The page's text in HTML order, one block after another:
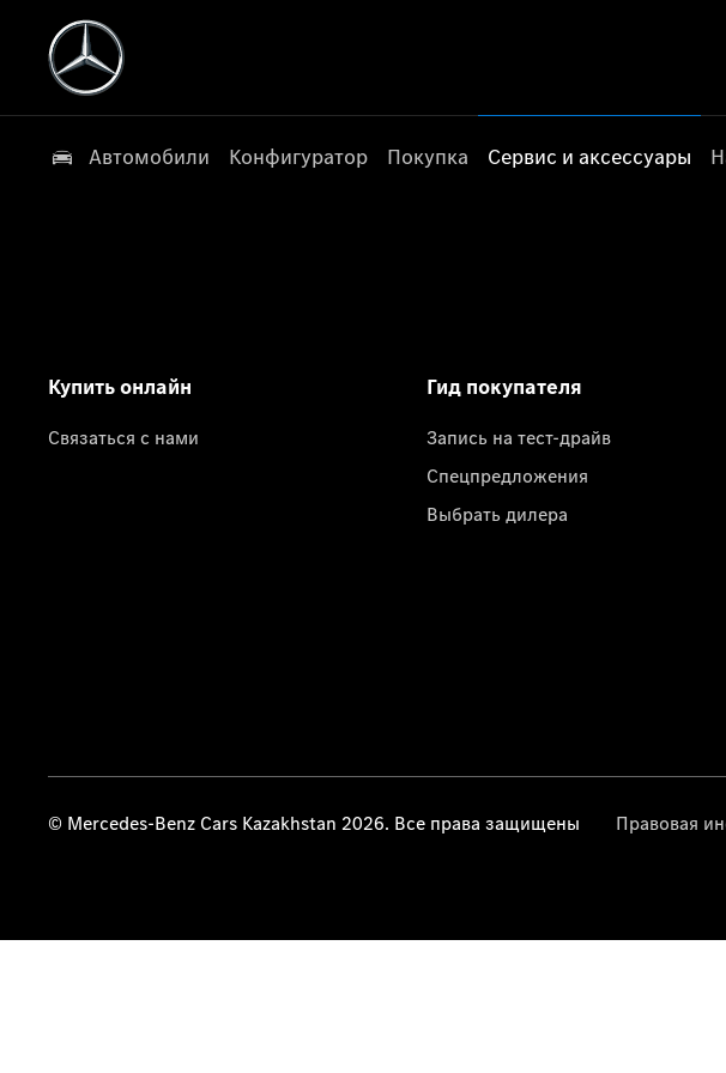
Автомобили Конфигуратор Покупка Сервис и аксессуары
Купить онлайн
Связаться с нами
Гид покупателя
Запись на тест-драйв
Спецпредложения
Выбрать дилера
© Mercedes-Benz Cars Kazakhstan 2026. Все права защищены Правовая